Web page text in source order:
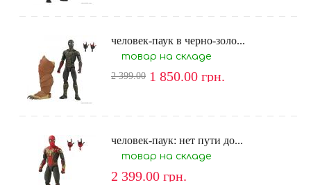
человек-паук в черно-золо...
товар на складе
2 399.00 1 850.00 грн.
человек-паук: нет пути до...
товар на складе
2 399.00 грн.